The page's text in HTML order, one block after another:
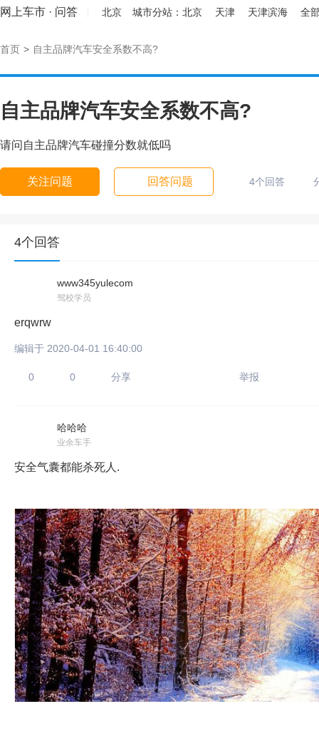
网上车市 · 问答 北京 城市分站： 北京 天津 天津滨海 全
首页 > 自主品牌汽车安全系数不高?
自主品牌汽车安全系数不高?
请问自主品牌汽车碰撞分数就低吗
关注问题 回答问题 4个回答
4个回答
www345yulecom
驾校学员
erqwrw
编辑于 2020-04-01 16:40:00
0 0 分享 举报
哈哈哈
业余车手
安全气囊都能杀死人.